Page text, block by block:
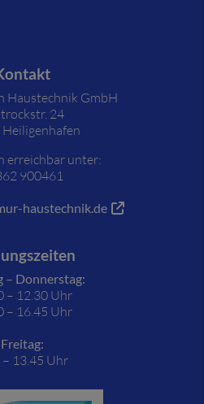
und Öffnungszeiten
Haustechnik GmbH
24
erreichbar unter:
900461
haustechnik.de
– Donnerstag:
– 12.30 Uhr
– 16.45 Uhr
Freitag:
– 13.45 Uhr